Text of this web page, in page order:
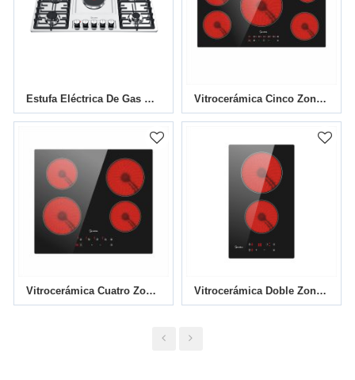
Estufa Eléctrica De Gas De Cinco Quemadores MCBS-865GE Vitrocerámica Cinco Zonas MEBG-775C
Vitrocerámica Cuatro Zonas MEBG-604C Vitrocerámica Doble Zona MEBG-292C